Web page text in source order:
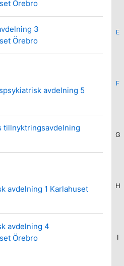
E
F
G
H
I
Örebro
3
Örebro
avdelning 5
tillnyktringsavdelning
avdelning 1 Karlahuset
avdelning 4
Örebro